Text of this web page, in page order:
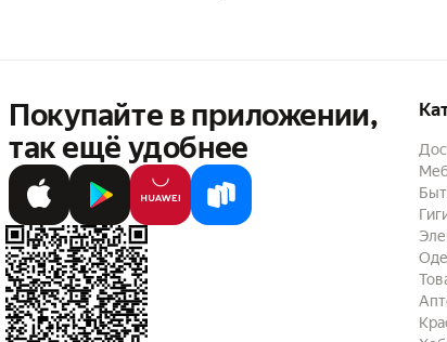
Покупайте в приложении,
так ещё удобнее